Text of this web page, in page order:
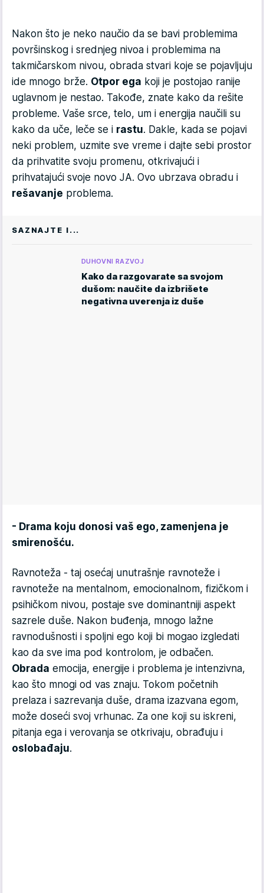
Nakon što je neko naučio da se bavi problemima
površinskog i srednjeg nivoa i problemima na
takmičarskom nivou, obrada stvari koje se pojavljuju
ide mnogo brže. Otpor ega koji je postojao ranije
uglavnom je nestao. Takođe, znate kako da rešite
probleme. Vaše srce, telo, um i energija naučili su
kako da uče, leče se i rastu. Dakle, kada se pojavi
neki problem, uzmite sve vreme i dajte sebi prostor
da prihvatite svoju promenu, otkrivajući i
prihvatajući svoje novo JA. Ovo ubrzava obradu i
rešavanje problema.
SAZNAJTE I...
DUHOVNI RAZVOJ
Kako da razgovarate sa svojom
dušom: naučite da izbrišete
negativna uverenja iz duše
- Drama koju donosi vaš ego, zamenjena je
smirenošću.
Ravnoteža - taj osećaj unutrašnje ravnoteže i
ravnoteže na mentalnom, emocionalnom, fizičkom i
psihičkom nivou, postaje sve dominantniji aspekt
sazrele duše. Nakon buđenja, mnogo lažne
ravnodušnosti i spoljni ego koji bi mogao izgledati
kao da sve ima pod kontrolom, je odbačen.
Obrada emocija, energije i problema je intenzivna,
kao što mnogi od vas znaju. Tokom početnih
prelaza i sazrevanja duše, drama izazvana egom,
može doseći svoj vrhunac. Za one koji su iskreni,
pitanja ega i verovanja se otkrivaju, obrađuju i
oslobađaju.